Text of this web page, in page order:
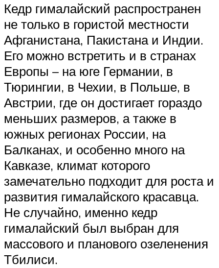
Кедр гималайский распространен
не только в гористой местности
Афганистана, Пакистана и Индии.
Его можно встретить и в странах
Европы – на юге Германии, в
Тюрингии, в Чехии, в Польше, в
Австрии, где он достигает гораздо
меньших размеров, а также в
южных регионах России, на
Балканах, и особенно много на
Кавказе, климат которого
замечательно подходит для роста и
развития гималайского красавца.
Не случайно, именно кедр
гималайский был выбран для
массового и планового озеленения
Тбилиси.